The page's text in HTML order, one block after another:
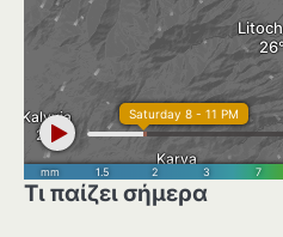
Τι παίζει σήμερα